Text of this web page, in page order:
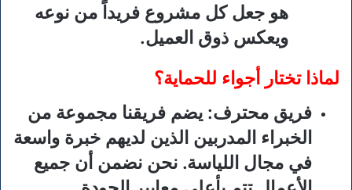
هو جعل كل مشروع فريداً من نوعه
ويعكس ذوق العميل.
لماذا تختار أجواء للحماية؟
فريق محترف: يضم فريقنا مجموعة من
الخبراء المدربين الذين لديهم خبرة واسعة
في مجال اللياسة. نحن نضمن أن جميع